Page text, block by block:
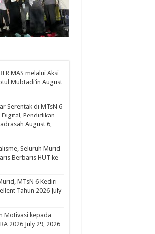
MAS melalui Aksi
Mubtadi’in August
Serentak di MTsN 6
Pendidikan
August 6,
Seluruh Murid
Berbaris HUT ke-
MTsN 6 Kediri
Tahun 2026 July
Motivasi kepada
2026 July 29, 2026